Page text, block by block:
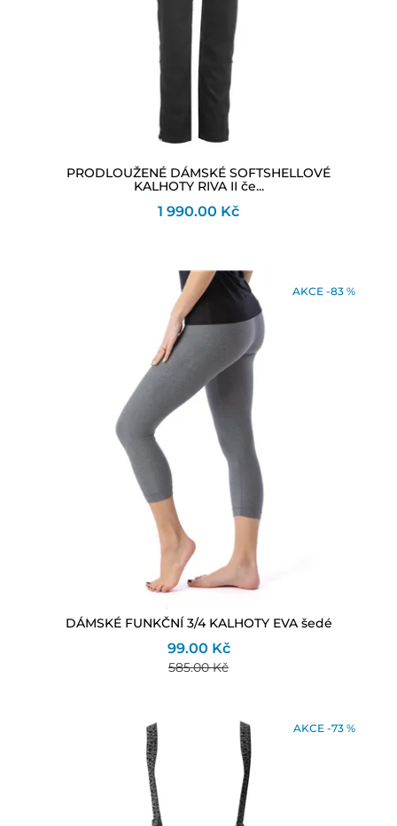
PRODLOUŽENÉ DÁMSKÉ SOFTSHELLOVÉ
KALHOTY RIVA II če...
1 990.00 Kč
AKCE -83 %
DÁMSKÉ FUNKČNÍ 3/4 KALHOTY EVA šedé
99.00 Kč
585.00 Kč
AKCE -73 %